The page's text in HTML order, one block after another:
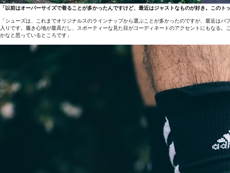
「以前はオーバーサイズで着ることが多かったんですけど、最近はジャストなものが好き。このト
「シューズは、これまでオリジナルスのラインナップから選ぶことが多かったのですが、最近は
入りです。履き心地が最高だし、スポーティーな見た目がコーディネートのアクセントにもなる
かなと思っているところです」